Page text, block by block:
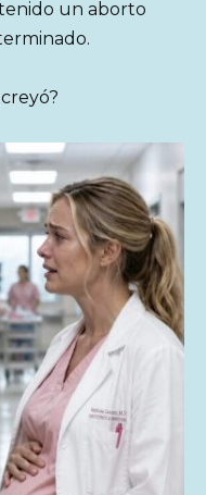
un aborto